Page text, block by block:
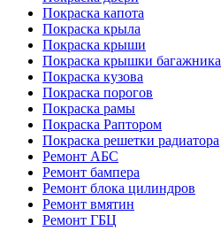
Покраска капота
Покраска крыла
Покраска крыши
Покраска крышки багажника
Покраска кузова
Покраска порогов
Покраска рамы
Покраска Раптором
Покраска решетки радиатора
Ремонт АБС
Ремонт бампера
Ремонт блока цилиндров
Ремонт вмятин
Ремонт ГБЦ